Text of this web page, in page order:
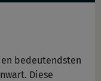
bedeutendsten
Diese